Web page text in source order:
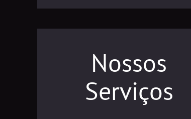
Nossos
Serviços